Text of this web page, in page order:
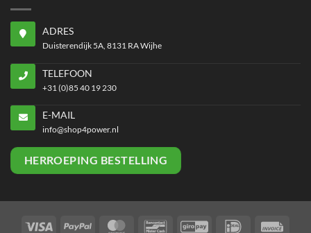
ADRES
Duisterendijk 5A, 8131 RA Wijhe
TELEFOON
+31 (0)85 40 19 230
E-MAIL
info@shop4power.nl
HERROEPING BESTELLING
Visa PayPal MasterCardBancontactGiroPay IDeal